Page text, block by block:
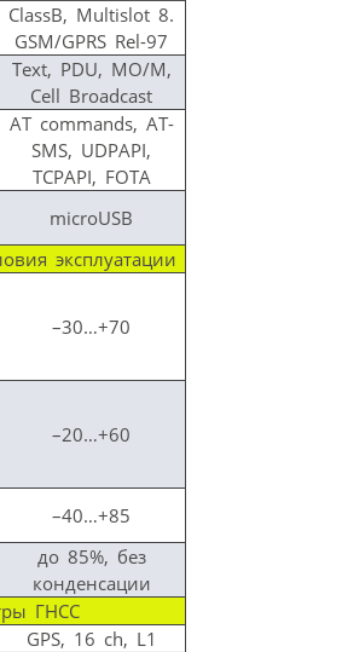
ClassB, Multislot 8.
GSM/GPRS Rel-97
Text, PDU, MO/M,
Cell Broadcast
AT commands, AT-
SMS, UDPAPI,
TCPAPI, FOTA
microUSB
эксплуатации
–30…+70
–20…+60
–40…+85
до 85%, без
конденсации
ГНСС
GPS, 16 ch, L1